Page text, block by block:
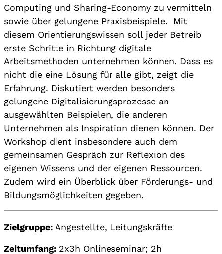
Computing und Sharing-Economy zu vermitteln
sowie über gelungene Praxisbeispiele. Mit
diesem Orientierungswissen soll jeder Betreib
erste Schritte in Richtung digitale
Arbeitsmethoden unternehmen können. Dass es
nicht die eine Lösung für alle gibt, zeigt die
Erfahrung. Diskutiert werden besonders
gelungene Digitalisierungsprozesse an
ausgewählten Beispielen, die anderen
Unternehmen als Inspiration dienen können. Der
Workshop dient insbesondere auch dem
gemeinsamen Gespräch zur Reflexion des
eigenen Wissens und der eigenen Ressourcen.
Zudem wird ein Überblick über Förderungs- und
Bildungsmöglichkeiten gegeben.
Zielgruppe: Angestellte, Leitungskräfte
Zeitumfang: 2x3h Onlineseminar; 2h